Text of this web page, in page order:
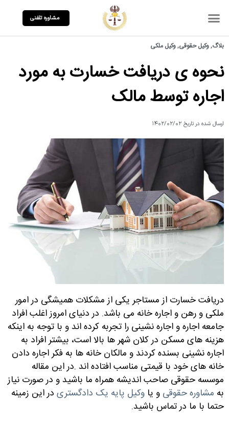
مشاوره تلفنی
بلاگ,وکیل حقوقی,وکیل ملکی
نحوه ی دریافت خسارت به مورد
اجاره توسط مالک
ارسال شده در تاریخ ۱۴۰۲/۰۲/۰۲
دریافت خسارت از مستاجر یکی از مشکلات همیشگی در امور
ملکی و رهن و اجاره خانه می باشد. در دنیای امروز اغلب افراد
جامعه اجاره و اجاره نشینی را تجربه کرده اند و با توجه به اینکه
هزینه های مسکن در کلان شهر ها بالا است، بیشتر افراد به
اجاره نشینی بسنده کردند و مالکان خانه ها به فکر اجاره دادن
خانه های خود با قیمتی مناسب افتاده اند .در این مقاله
موسسه حقوقی صاحب اندیشه همراه ما باشید و در صورت نیاز
به مشاوره حقوقی و یا وکیل پایه یک دادگستری در این زمینه
حتما با ما در تماس باشید.